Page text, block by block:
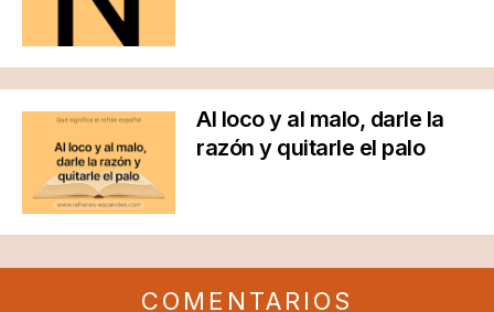
Al loco y al malo, darle la
razón y quitarle el palo
COMENTARIOS